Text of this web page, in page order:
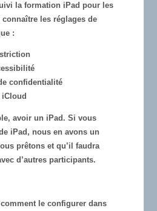
la formation iPad pour les
les réglages de
:
confidentialité
iCloud
avoir un iPad. Si vous
iPad, nous en avons un
prêtons et qu’il faudra
d’autres participants.
le configurer dans